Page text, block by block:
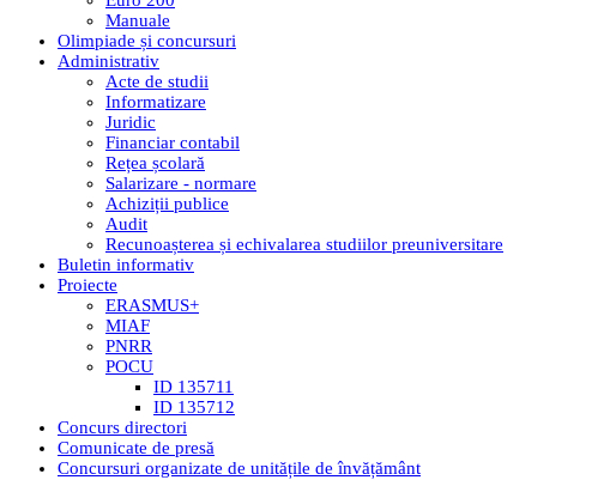
Manuale
Olimpiade și concursuri
Administrativ
Acte de studii
Informatizare
Juridic
Financiar contabil
Rețea școlară
Salarizare - normare
Achiziții publice
Audit
Recunoașterea și echivalarea studiilor preuniversitare
Buletin informativ
Proiecte
ERASMUS+
MIAF
PNRR
POCU
ID 135711
ID 135712
Concurs directori
Comunicate de presă
Concursuri organizate de unitățile de învățământ